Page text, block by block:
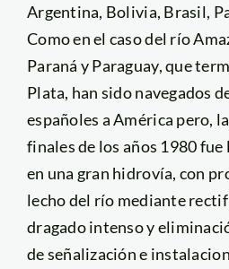
Argentina, Bolivia, Brasil,
Como en el caso del río
Paraná y Paraguay, que
Plata, han sido navegados
españoles a América pero,
finales de los años 1980
en una gran hidrovía, con
lecho del río mediante
dragado intenso y
de señalización e